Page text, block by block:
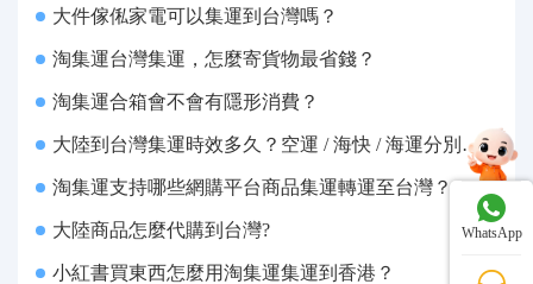
大件傢俬家電可以集運到台灣嗎？
淘集運台灣集運，怎麼寄貨物最省錢？
淘集運合箱會不會有隱形消費？
大陸到台灣集運時效多久？空運 / 海快 / 海運分別幾天
淘集運支持哪些網購平台商品集運轉運至台灣？
大陸商品怎麼代購到台灣?
小紅書買東西怎麼用淘集運集運到香港？
WhatsApp